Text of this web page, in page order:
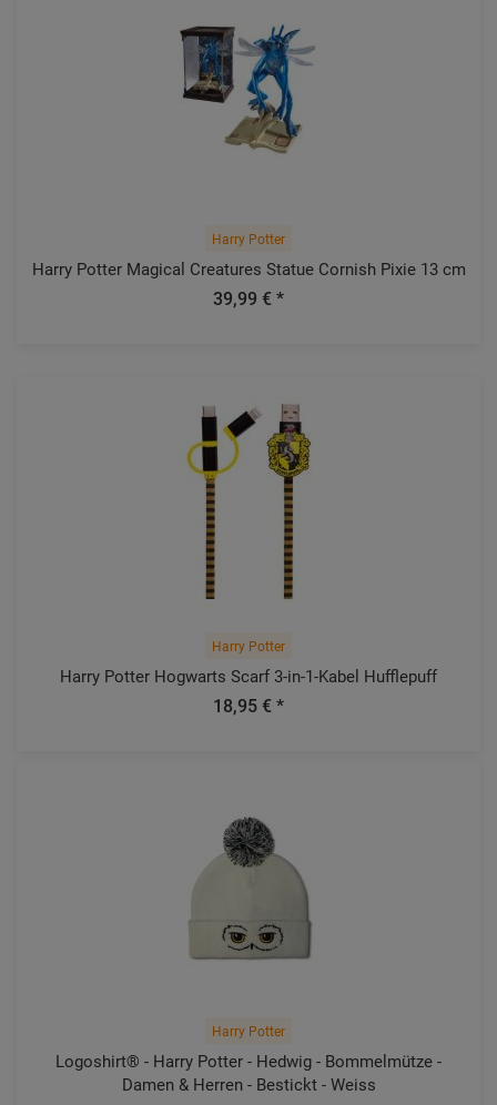
Harry Potter
Harry Potter Magical Creatures Statue Cornish Pixie 13 cm
39,99 € *
Harry Potter
Harry Potter Hogwarts Scarf 3-in-1-Kabel Hufflepuff
18,95 € *
Harry Potter
Logoshirt®️ - Harry Potter - Hedwig - Bommelmütze -
Damen & Herren - Bestickt - Weiss